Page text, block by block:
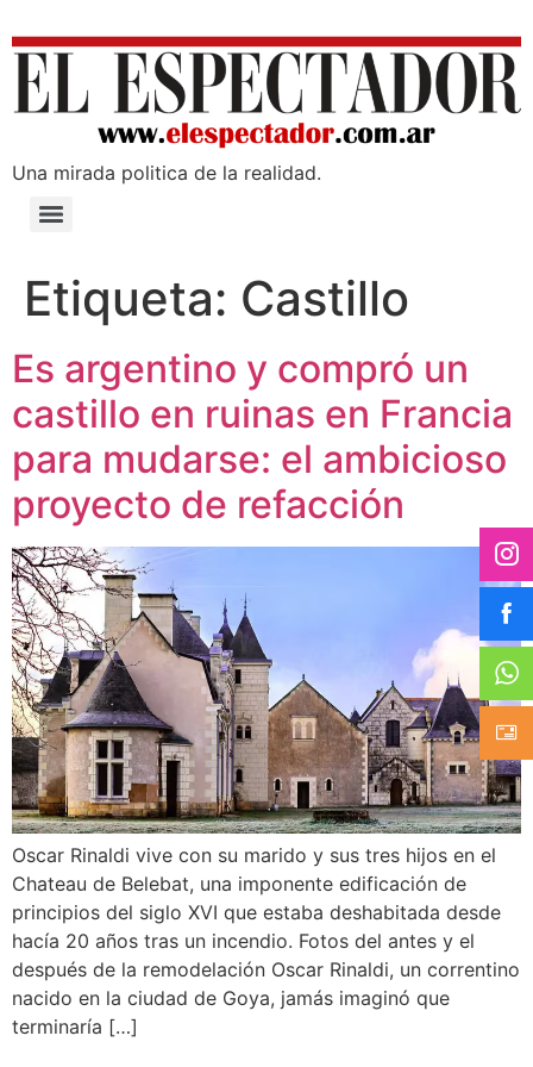
Una mirada poli­tica de la realidad.
Etiqueta: Castillo
Es argentino y compró un
castillo en ruinas en Francia
para mudarse: el ambicioso
proyecto de refacción
Oscar Rinaldi vive con su marido y sus tres hijos en el
Chateau de Belebat, una imponente edificación de
principios del siglo XVI que estaba deshabitada desde
hacía 20 años tras un incendio. Fotos del antes y el
después de la remodelación Oscar Rinaldi, un correntino
nacido en la ciudad de Goya, jamás imaginó que
terminaría […]